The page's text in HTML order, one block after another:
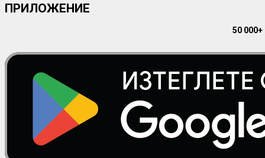
ПРИЛОЖЕНИЕ
50